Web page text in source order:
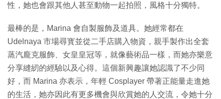
性，她也會跟其他人甚至動物一起拍照，風格十分獨特。
最棒的是，Marina 會自製服飾及道具。她經常都在
Udelnaya 市場尋寳並從二手店購入物資，親手製作出全套
蒸汽龐克服飾、女皇皇冠等，就像藝術品一樣，而她亦樂意
分享縫紉的經驗以及心得。這個新興趣讓她認識了不少同
好，而 Marina 亦表示，年輕 Cosplayer 帶著正能量走進她
的生活，她亦因此有更多機會與欣賞她的人交流，令她十分